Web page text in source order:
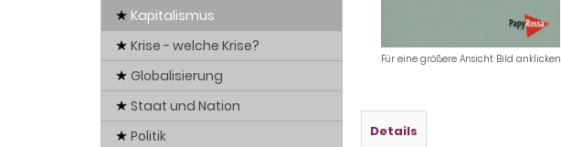
Für eine größere Ansicht Bild anklicken
Details
Kapitalismus
Krise - welche Krise?
Globalisierung
Staat und Nation
Politik